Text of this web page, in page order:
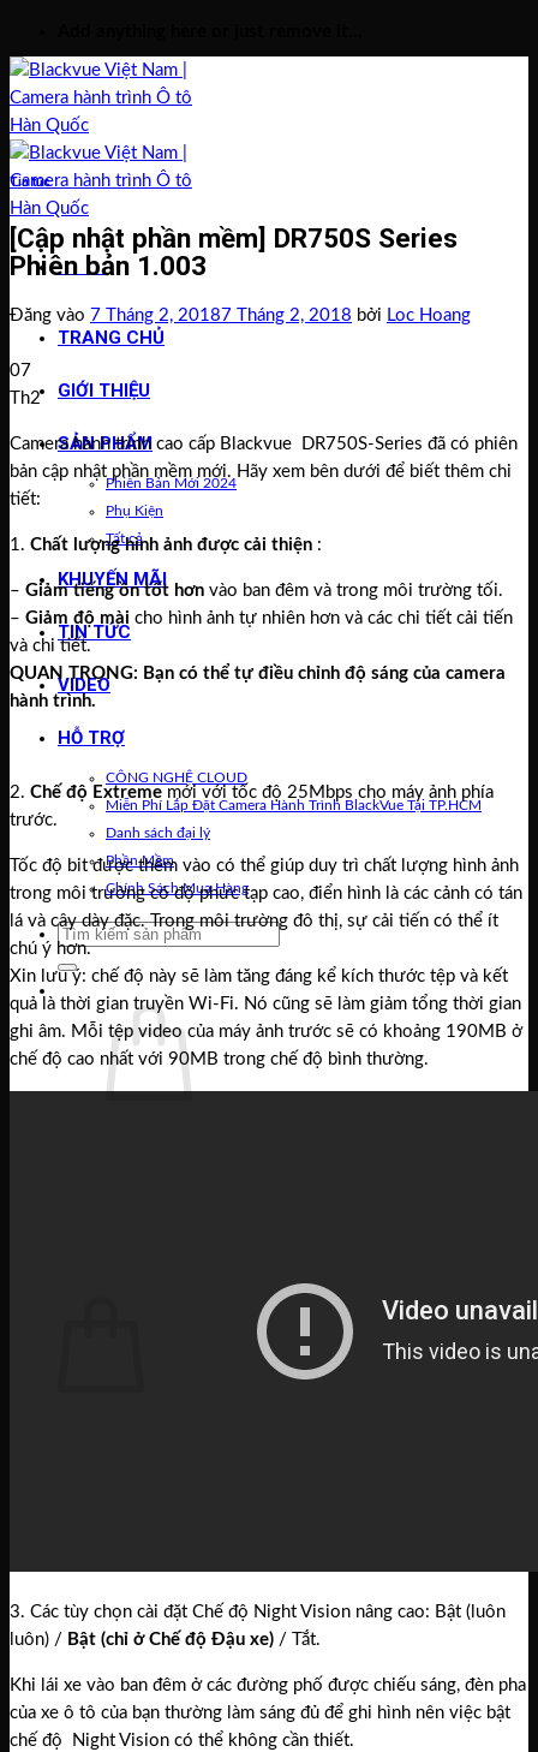
qua
nội
dung
Menu
TRANG CHỦ
GIỚI THIỆU
SẢN PHẨM
Phiên Bản Mới 2024
Phụ Kiện
Tất cả
KHUYẾN MÃI
TIN TỨC
VIDEO
HỖ TRỢ
CÔNG NGHỆ CLOUD
Miễn Phí Lắp Đặt Camera Hành Trình BlackVue Tại TP.HCM
Danh sách đại lý
Phần Mềm
Chính Sách Mua Hàng
Tìm
kiếm:
Giỏ hàng / ₫
Tin tức
[Cập nhật phần mềm] DR750S Series
Phiên bản 1.003
Đăng vào 7 Tháng 2, 2018 7 Tháng 2, 2018 bởi Loc Hoang
07
Th2
Camera hành trình cao cấp Blackvue DR750S-Series đã có phiên
bản cập nhật phần mềm mới. Hãy xem bên dưới để biết thêm chi
tiết:
1. Chất lượng hình ảnh được cải thiện :
– Giảm tiếng ồn tốt hơn vào ban đêm và trong môi trường tối.
– Giảm độ mài cho hình ảnh tự nhiên hơn và các chi tiết cải tiến
và chi tiết.
QUAN TRỌNG: Bạn có thể tự điều chỉnh độ sáng của camera
hành trình.
2. Chế độ Extreme mới với tốc độ 25Mbps cho máy ảnh phía
trước.
Tốc độ bit được thêm vào có thể giúp duy trì chất lượng hình ảnh
trong môi trường có độ phức tạp cao, điển hình là các cảnh có tán
lá và cây dày đặc.Trong môi trường đô thị, sự cải tiến có thể ít
chú ý hơn.
Xin lưu ý: chế độ này sẽ làm tăng đáng kể kích thước tệp và kết
quả là thời gian truyền Wi-Fi. Nó cũng sẽ làm giảm tổng thời gian
ghi âm. Mỗi tệp video của máy ảnh trước sẽ có khoảng 190MB ở
chế độ cao nhất với 90MB trong chế độ bình thường.
3. Các tùy chọn cài đặt Chế độ Night Vision nâng cao: Bật (luôn
luôn) / Bật (chỉ ở Chế độ Đậu xe) / Tắt.
Khi lái xe vào ban đêm ở các đường phố được chiếu sáng, đèn pha
của xe ô tô của bạn thường làm sáng đủ để ghi hình nên việc bật
chế độ Night Vision có thể không cần thiết.